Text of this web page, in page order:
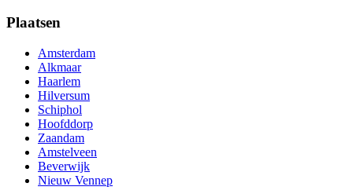
Plaatsen
Amsterdam
Alkmaar
Haarlem
Hilversum
Schiphol
Hoofddorp
Zaandam
Amstelveen
Beverwijk
Nieuw Vennep